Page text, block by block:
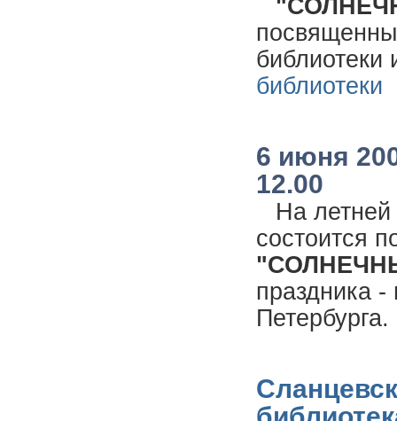
библиотеки
6 июня
12.00
На летней
состоится
праздника -
Петербурга.